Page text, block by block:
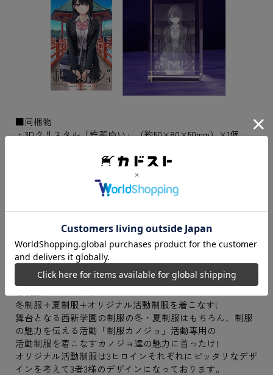
■同梱物
・3Dクリスタル「許斐ゆい」（約50×80×50mm）×1個
※ライトアップには単三電池3本（別売）が必要です。
【ゲーム紹介】
制服カノジョーーセイカノは、スマホでSNSを使いこなす
カノジョ達と仲良くなって、デートが出来るゲームです。
学園ではもちろん、登下校中や休日もカノジョとコミュニ
ケーションを取ることができます。
冬制服＋夏制服+オリジナル活動制服を着こなす!
舞台となる西新学園の制服の冬・夏制服はもちろん、制服
の魅力を伝える活動「制服カノジョ」活動専用の
活動制服を着こなすカノジョ達の魅力に首ったけ!
オリジナル活動制服は3ヒロインそれぞれにピッタリなデザ
インを考えて3者3様のデザインになっております。